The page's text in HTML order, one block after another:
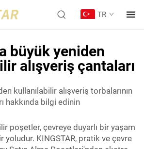
TR
büyük yeniden
alışveriş çantaları
kullanılabilir alışveriş torbalarının
hakkında bilgi edinin
poşetler, çevreye duyarlı bir yaşam
yoludur. KINGSTAR, pratik ve çevre